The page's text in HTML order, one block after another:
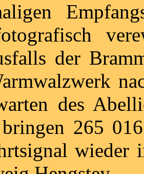
der
des
265
wieder